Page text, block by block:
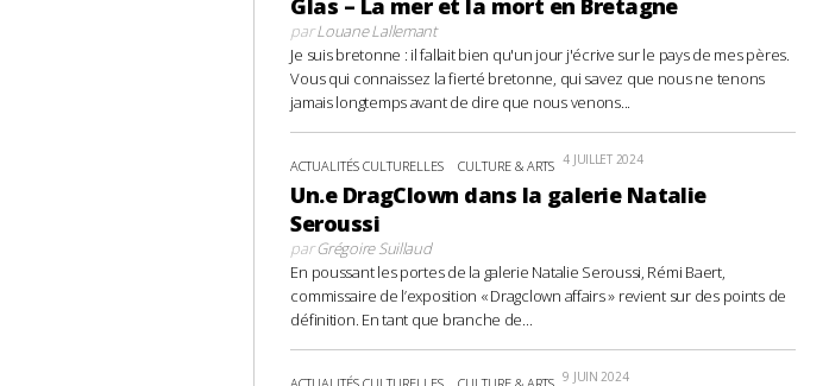
Glas – La mer et la mort en Bretagne
parLouane Lallemant
Je suis bretonne : il fallait bien qu'un jour j'écrive sur le pays de mes pères.
Vous qui connaissez la fierté bretonne, qui savez que nous ne tenons
jamais longtemps avant de dire que nous venons...
ACTUALITÉS CULTURELLES CULTURE & ARTS 4 JUILLET 2024
Un.e DragClown dans la galerie Natalie
Seroussi
parGrégoire Suillaud
En poussant les portes de la galerie Natalie Seroussi, Rémi Baert,
commissaire de l’exposition « Dragclown affairs » revient sur des points de
définition. En tant que branche de...
9 JUIN 2024